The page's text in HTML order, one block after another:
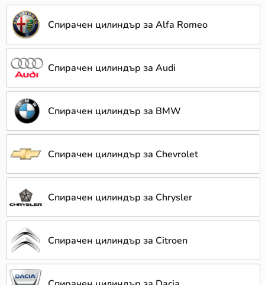
Спирачен цилиндър за Alfa Romeo
Спирачен цилиндър за Audi
Спирачен цилиндър за BMW
Спирачен цилиндър за Chevrolet
Спирачен цилиндър за Chrysler
Спирачен цилиндър за Citroen